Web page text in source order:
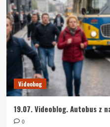
Videobog
19.07. Videoblog. Autobus z
0